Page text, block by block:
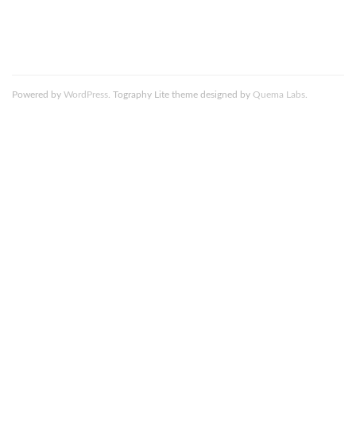
Powered by WordPress . Tography Lite theme designed by Quema Labs